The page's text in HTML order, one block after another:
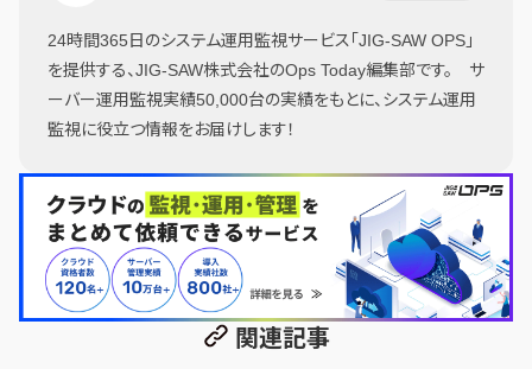
24時間365日のシステム運用監視サービス「JIG-SAW OPS」
を提供する、JIG-SAW株式会社のOps Today編集部です。 サ
ーバー運用監視実績50,000台の実績をもとに、システム運用
監視に役立つ情報をお届けします！
関連記事